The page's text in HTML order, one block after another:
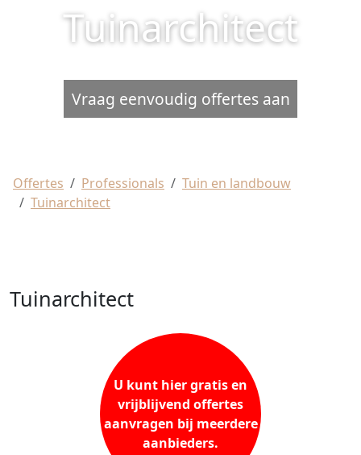
Tuinarchitect
Vraag eenvoudig offertes aan
Offertes Professionals
Tuin en landbouw
Tuinarchitect
Tuinarchitect
U kunt hier gratis en
vrijblijvend offertes
aanvragen bij meerdere
aanbieders.